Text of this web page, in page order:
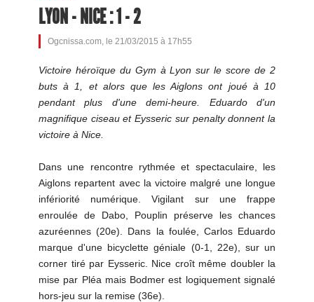
LYON - NICE : 1 - 2
Ogcnissa.com, le 21/03/2015 à 17h55
Victoire héroïque du Gym à Lyon sur le score de 2
buts à 1, et alors que les Aiglons ont joué à 10
pendant plus d'une demi-heure. Eduardo d'un
magnifique ciseau et Eysseric sur penalty donnent la
victoire à Nice.
Dans une rencontre rythmée et spectaculaire, les
Aiglons repartent avec la victoire malgré une longue
infériorité numérique. Vigilant sur une frappe
enroulée de Dabo, Pouplin préserve les chances
azuréennes (20e). Dans la foulée, Carlos Eduardo
marque d'une bicyclette géniale (0-1, 22e), sur un
corner tiré par Eysseric. Nice croît même doubler la
mise par Pléa mais Bodmer est logiquement signalé
hors-jeu sur la remise (36e).